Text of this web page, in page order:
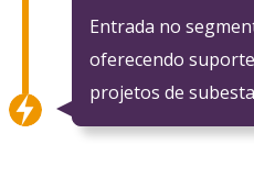
Entrada no
oferecendo
projetos de